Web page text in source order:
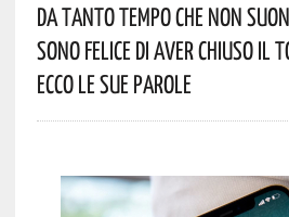
Da Tanto Tempo Che Non
Sono Felice Di Aver Chiuso Il
Ecco Le Sue Parole